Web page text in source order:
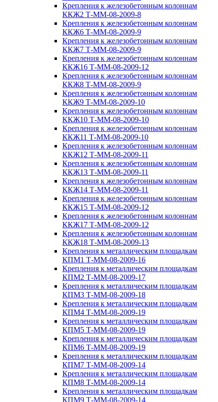
Крепления к железобетонным колоннам
ККЖ2 Т-ММ-08-2009-8
Крепления к железобетонным колоннам
ККЖ6 Т-ММ-08-2009-9
Крепления к железобетонным колоннам
ККЖ7 Т-ММ-08-2009-9
Крепления к железобетонным колоннам
ККЖ16 Т-ММ-08-2009-12
Крепления к железобетонным колоннам
ККЖ8 Т-ММ-08-2009-9
Крепления к железобетонным колоннам
ККЖ9 Т-ММ-08-2009-10
Крепления к железобетонным колоннам
ККЖ10 Т-ММ-08-2009-10
Крепления к железобетонным колоннам
ККЖ11 Т-ММ-08-2009-10
Крепления к железобетонным колоннам
ККЖ12 Т-ММ-08-2009-11
Крепления к железобетонным колоннам
ККЖ13 Т-ММ-08-2009-11
Крепления к железобетонным колоннам
ККЖ14 Т-ММ-08-2009-11
Крепления к железобетонным колоннам
ККЖ15 Т-ММ-08-2009-12
Крепления к железобетонным колоннам
ККЖ17 Т-ММ-08-2009-12
Крепления к железобетонным колоннам
ККЖ18 Т-ММ-08-2009-13
Крепления к металлическим площадкам
КПМ1 Т-ММ-08-2009-16
Крепления к металлическим площадкам
КПМ2 Т-ММ-08-2009-17
Крепления к металлическим площадкам
КПМ3 Т-ММ-08-2009-18
Крепления к металлическим площадкам
КПМ4 Т-ММ-08-2009-19
Крепления к металлическим площадкам
КПМ5 Т-ММ-08-2009-19
Крепления к металлическим площадкам
КПМ6 Т-ММ-08-2009-19
Крепления к металлическим площадкам
КПМ7 Т-ММ-08-2009-14
Крепления к металлическим площадкам
КПМ8 Т-ММ-08-2009-14
Крепления к металлическим площадкам
КПМ9 Т-ММ-08-2009-14